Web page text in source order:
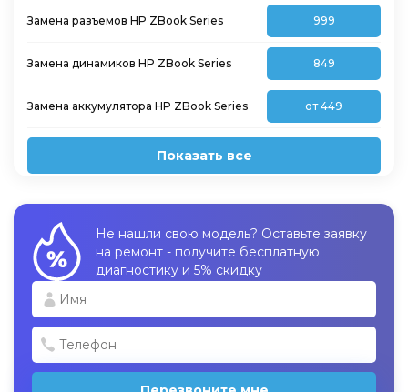
Замена разъемов HP ZBook Series 999
Замена динамиков HP ZBook Series 849
Замена аккумулятора HP ZBook Series от 449
Показать все
Не нашли свою модель? Оставьте заявку
на ремонт - получите бесплатную
диагностику и 5% скидку